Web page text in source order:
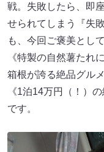
戦。失敗したら、即
せられてしまう『失
も、今回ご褒美とし
《特製の自然薯たれ
箱根が誇る絶品グル
《1泊14万円（！）
です。